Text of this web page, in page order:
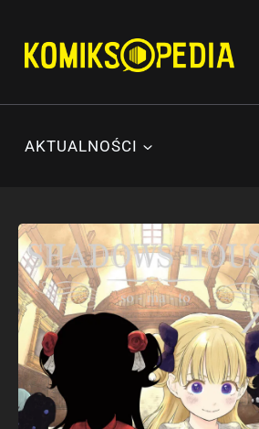
treści
AKTUALNOŚCI